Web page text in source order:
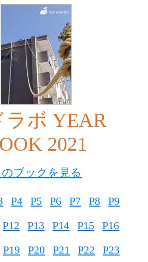
ラボ YEAR
2021
のブックを見る
P4 P5 P6 P7 P8
P9
P12 P13 P14 P15
P16
P19 P20 P21 P22
P23